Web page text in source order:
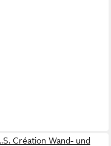
Création Wand- und